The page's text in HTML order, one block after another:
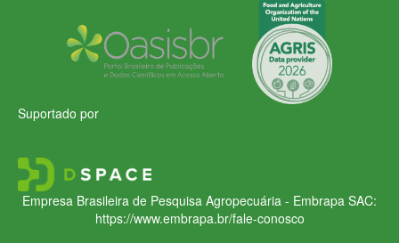
Suportado por
Empresa Brasileira de Pesquisa Agropecuária - Embrapa SAC:
https://www.embrapa.br/fale-conosco